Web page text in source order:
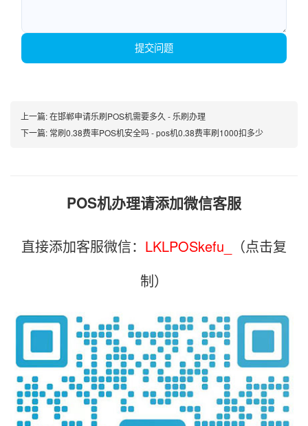
提交问题
上一篇:在邯郸申请乐刷POS机需要多久 - 乐刷办理
下一篇: 常刷0.38费率POS机安全吗 - pos机0.38费率刷1000扣多少
POS机办理请添加微信客服
直接添加客服微信： LKLPOSkefu_
（点击复
制）